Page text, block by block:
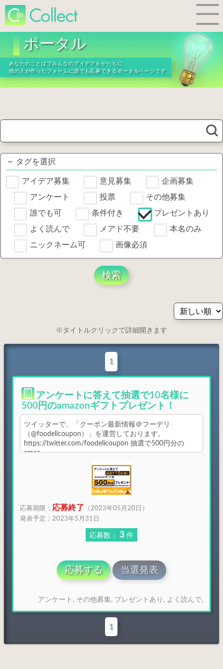
ポータル
あなたのことばでみんなのアイデアをかたちに
他の人が作ったフォームに 誰でも応募できるポータルページです
－ タグを選択
アイデア募集 意見募集
企画募集
アンケート
投票
その他募集
誰でも可
条件付き
プレゼントあり
よく読んで
メアド不要
本名のみ
ニックネーム可
画像必須
検索
※タイトルクリックで詳細開きます
1
アンケートに答えて抽選で10名様に
500円のamazonギフトプレゼント！
ツイッターで、「クーポン最新情報＠フーデリ
（@foodelicoupon）」を運営しております。
https://twitter.com/foodelicoupon 抽選で500円分の
amaz
応募期限： 応募終了
（2023年05月20日）
発表予定：2023年5月31日
応募数： 3件
応募する 当選発表
アンケート , その他募集, プレゼントあり , よく読んで,
1